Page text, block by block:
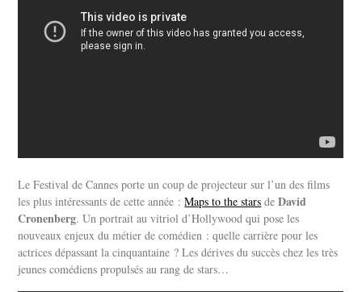
Le Festival de Cannes porte un coup de projecteur sur l’un des films
les plus intéressants de cette année :Maps to the stars deDavid
Cronenberg. Un portrait au vitriol d’Hollywood qui pose les
nouveaux enjeux du métier de comédien : quelle carrière pour les
actrices dépassant la cinquantaine ? Les dérives du succès chez les très
jeunes comédiens propulsés au rang de stars…